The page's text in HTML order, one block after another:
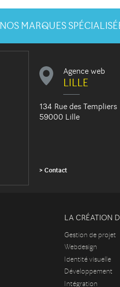
NOS MARQUES
Agence web
LILLE
134 Rue des Templiers
59000 Lille
Contact
LA CRÉATION
Gestion de projet
Webdesign
Identité visuelle
Développement
Intégration